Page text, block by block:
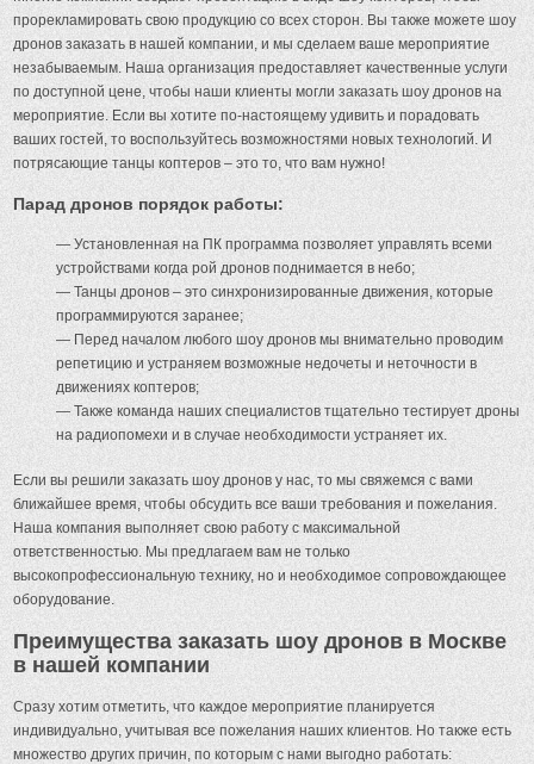
прорекламировать свою продукцию со всех сторон. Вы также можете шоу
дронов заказать в нашей компании, и мы сделаем ваше мероприятие
незабываемым. Наша организация предоставляет качественные услуги
по доступной цене, чтобы наши клиенты могли заказать шоу дронов на
мероприятие. Если вы хотите по-настоящему удивить и порадовать
ваших гостей, то воспользуйтесь возможностями новых технологий. И
потрясающие танцы коптеров – это то, что вам нужно!
Парад дронов порядок работы:
— Установленная на ПК программа позволяет управлять всеми
устройствами когда рой дронов поднимается в небо;
— Танцы дронов – это синхронизированные движения, которые
программируются заранее;
— Перед началом любого шоу дронов мы внимательно проводим
репетицию и устраняем возможные недочеты и неточности в
движениях коптеров;
— Также команда наших специалистов тщательно тестирует дроны
на радиопомехи и в случае необходимости устраняет их.
Если вы решили заказать шоу дронов у нас, то мы свяжемся с вами
ближайшее время, чтобы обсудить все ваши требования и пожелания.
Наша компания выполняет свою работу с максимальной
ответственностью. Мы предлагаем вам не только
высокопрофессиональную технику, но и необходимое сопровождающее
оборудование.
Преимущества заказать шоу дронов в Москве
в нашей компании
Сразу хотим отметить, что каждое мероприятие планируется
индивидуально, учитывая все пожелания наших клиентов. Но также есть
множество других причин, по которым с нами выгодно работать: